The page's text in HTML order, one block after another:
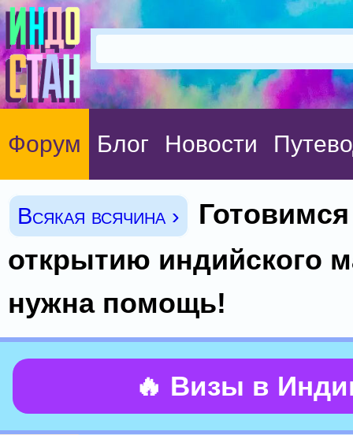
Форум Блог Новости
Всякая всячина ›
Готовимся
открытию индийского
нужна помощь!
🔥 Визы в